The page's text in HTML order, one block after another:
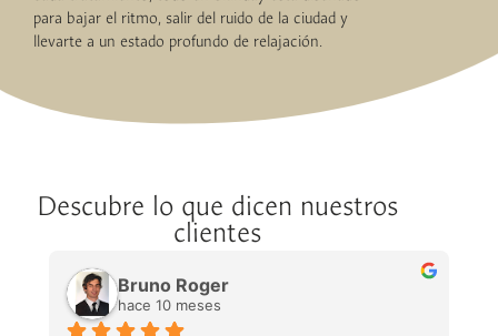
para bajar el ritmo, salir del ruido de la ciudad y
llevarte a un estado profundo de relajación.
Descubre lo que dicen nuestros
clientes
Bruno Roger
hace 10 meses